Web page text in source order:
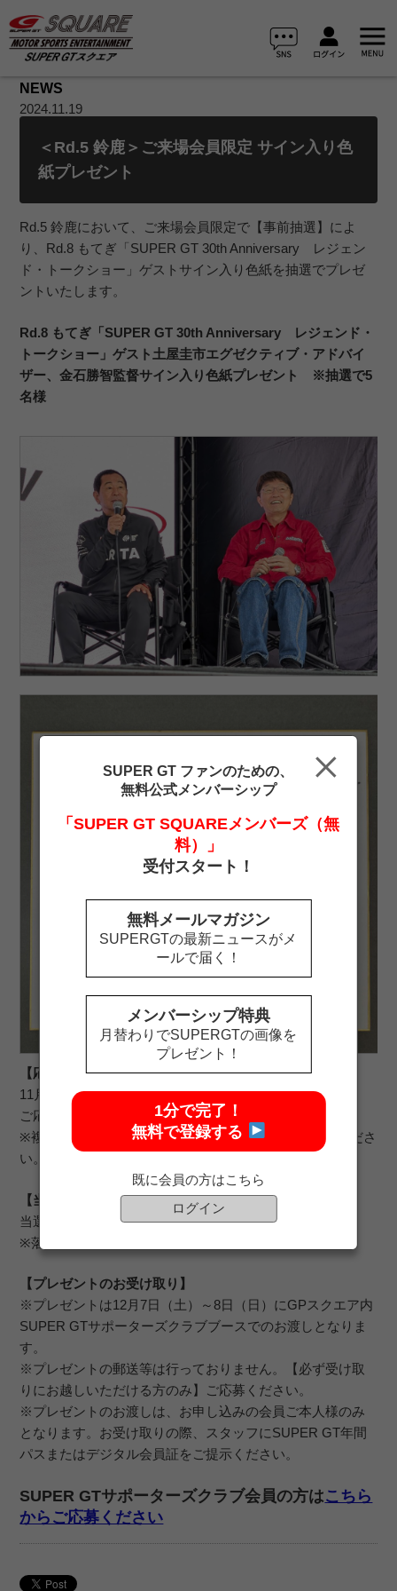
NEWS
2024.11.19
＜Rd.5 鈴鹿＞ご来場会員限定 サイン入り色
紙プレゼント
Rd.5 鈴鹿において、ご来場会員限定で【事前抽選】によ
り、Rd.8 もてぎ「SUPER GT 30th Anniversary レジェン
ド・トークショー」ゲストサイン入り色紙を抽選でプレゼ
ントいたします。
Rd.8 もてぎ「SUPER GT 30th Anniversary レジェンド・
トークショー」ゲスト土屋圭市エグゼクティブ・アドバイ
ザー、金石勝智監督サイン入り色紙プレゼント ※抽選で5
名様
【応募受付期間】
11月19日（火）～12月1日（日）
ご応募はお一人様1回まで
※複数応募は全てのご応募が無効となります。ご注意くださ
い。
【当選発表】
当選者にのみ大会前までにメールでご連絡いたします。
※落選者にはご連絡いたしませんのでご注意ください。
【プレゼントのお受け取り】
※プレゼントは12月7日（土）～8日（日）にGPスクエア内
SUPER GTサポーターズクラブブースでのお渡しとなりま
す。
※プレゼントの郵送等は行っておりません。【必ず受け取
りにお越しいただける方のみ】ご応募ください。
※プレゼントのお渡しは、お申し込みの会員ご本人様のみ
となります。お受け取りの際、スタッフにSUPER GT年間
パスまたはデジタル会員証をご提示ください。
SUPER GTサポーターズクラブ会員の方はこちら
からご応募ください
SUPER GT ファンのための、
無料公式メンバーシップ
「SUPER GT SQUAREメンバーズ（無
料）」
受付スタート！
無料メールマガジン
SUPERGTの最新ニュースがメ
ールで届く！
メンバーシップ特典
月替わりでSUPERGTの画像を
プレゼント！
1分で完了！
無料で登録する
既に会員の方はこちら
ログイン